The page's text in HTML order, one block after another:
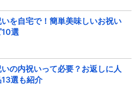
を自宅で！簡単美味しいお祝い
10選
の内祝いって必要？お返しに人
選も紹介